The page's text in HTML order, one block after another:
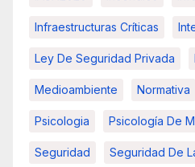
Infraestructuras Críticas
Ley De Seguridad Privada
Medioambiente Normativa
Psicologia Psicología De
Seguridad Seguridad De